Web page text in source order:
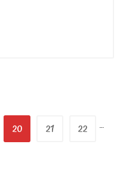
20 21 22 …